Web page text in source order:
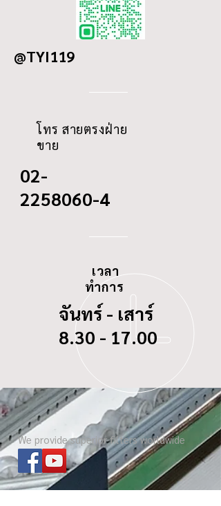
87/78.5
ID
@TYI119
โทร สายตรงฝ่าย
ขาย
02-
2258060-4
เวลา
ทำการ
จันทร์ - เสาร์
8.30 - 17.00
We provide superior filters worldwide